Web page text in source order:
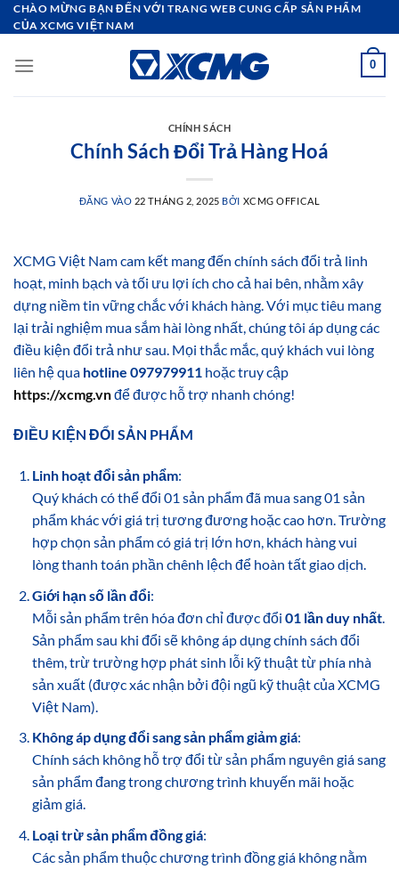
Bỏ
qua
dung
CHÀO MỪNG BẠN ĐẾN VỚI TRANG WEB CUNG CẤP SẢN PHẨM
CỦA XCMG VIỆT NAM
0
CHÍNH SÁCH
Chính Sách Đổi Trả Hàng Hoá
ĐĂNG VÀO 22 THÁNG 2, 2025 BỞI XCMG OFFICAL
XCMG Việt Nam cam kết mang đến chính sách đổi trả linh
hoạt, minh bạch và tối ưu lợi ích cho cả hai bên, nhằm xây
dựng niềm tin vững chắc với khách hàng. Với mục tiêu mang
lại trải nghiệm mua sắm hài lòng nhất, chúng tôi áp dụng các
điều kiện đổi trả như sau. Mọi thắc mắc, quý khách vui lòng
liên hệ qua hotline 097979911 hoặc truy cập
https://xcmg.vnđể được hỗ trợ nhanh chóng!
ĐIỀU KIỆN ĐỔI SẢN PHẨM
Linh hoạt đổi sản phẩm:
Quý khách có thể đổi 01 sản phẩm đã mua sang 01 sản
phẩm khác với giá trị tương đương hoặc cao hơn. Trường
hợp chọn sản phẩm có giá trị lớn hơn, khách hàng vui
lòng thanh toán phần chênh lệch để hoàn tất giao dịch.
Giới hạn số lần đổi:
Mỗi sản phẩm trên hóa đơn chỉ được đổi 01 lần duy nhất.
Sản phẩm sau khi đổi sẽ không áp dụng chính sách đổi
thêm, trừ trường hợp phát sinh lỗi kỹ thuật từ phía nhà
sản xuất (được xác nhận bởi đội ngũ kỹ thuật của XCMG
Việt Nam).
Không áp dụng đổi sang sản phẩm giảm giá:
Chính sách không hỗ trợ đổi từ sản phẩm nguyên giá sang
sản phẩm đang trong chương trình khuyến mãi hoặc
giảm giá.
Loại trừ sản phẩm đồng giá:
Các sản phẩm thuộc chương trình đồng giá không nằm